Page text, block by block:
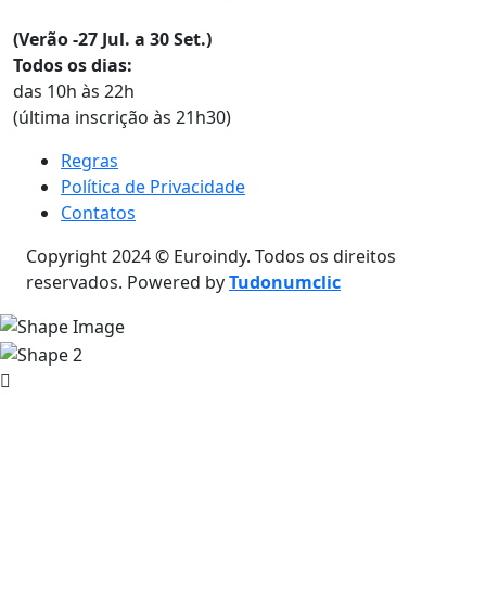
(Verão -27 Jul. a 30 Set.)
Todos os dias:
das 10h às 22h
(última inscrição às 21h30)
Regras
Política de Privacidade
Contatos
Copyright 2024 © Euroindy. Todos os direitos
reservados. Powered byTudonumclic